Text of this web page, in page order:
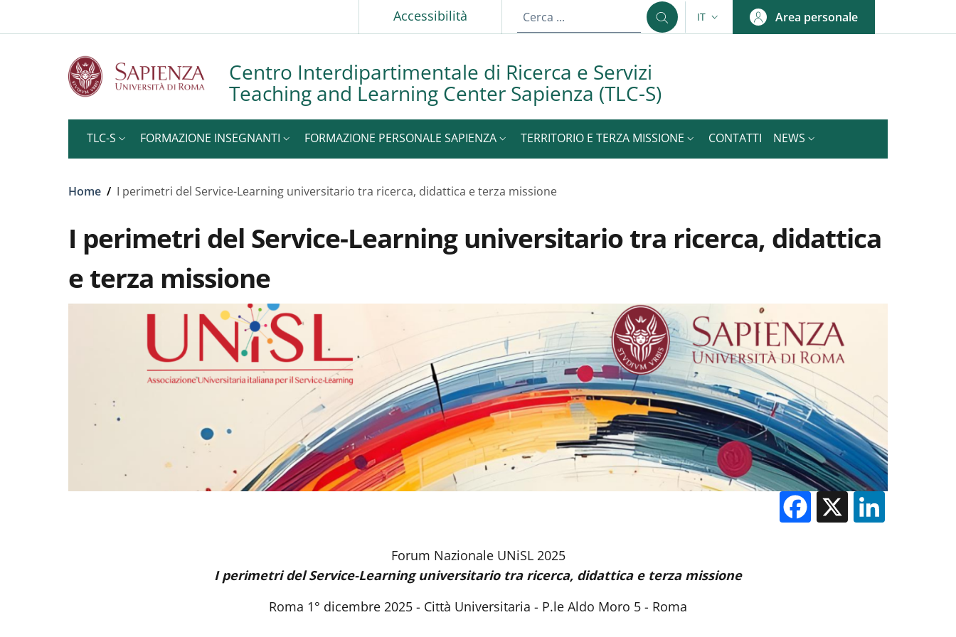
Accessibilità SELETTORE LINGUA: CURRENT LANGUAGE
IT Area personale
Centro Interdipartimentale di Ricerca e Servizi
Teaching and Learning Center Sapienza (TLC-S)
TLC-S FORMAZIONE INSEGNANTI FORMAZIONE PERSONALE SAPIENZA TERRITORIO E TERZA MISSIONE CONTATTI NEWS
Briciole di pane
Home / I perimetri del Service-Learning universitario tra ricerca, didattica e terza missione
I perimetri del Service-Learning universitario tra ricerca, didattica
e terza missione
Facebook
X
Forum Nazionale UNiSL 2025
I perimetri del Service-Learning universitario tra ricerca, didattica e terza missione
Roma 1° dicembre 2025 - Città Universitaria - P.le Aldo Moro 5 - Roma